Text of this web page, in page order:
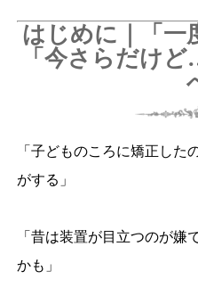
はじめに｜「一
「今さらだけ
「子どものころに矯正した
がする」
「昔は装置が目立つのが嫌
かも」